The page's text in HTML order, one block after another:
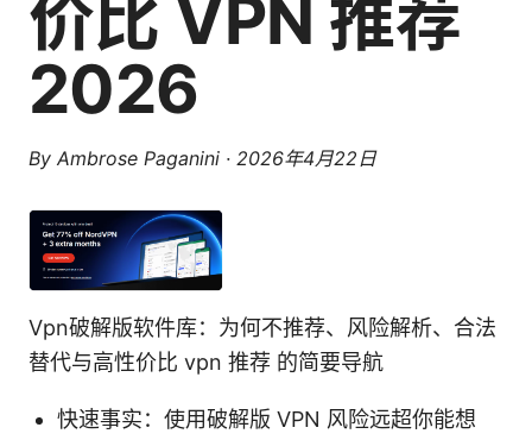
价比 VPN 推荐
2026
By Ambrose Paganini · 2026年4月22日
Vpn破解版软件库：为何不推荐、风险解析、合法
替代与高性价比 vpn 推荐 的简要导航
快速事实：使用破解版 VPN 风险远超你能想